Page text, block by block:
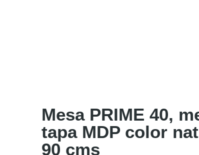
Mesa PRIME 40,
tapa MDP color
90 cms